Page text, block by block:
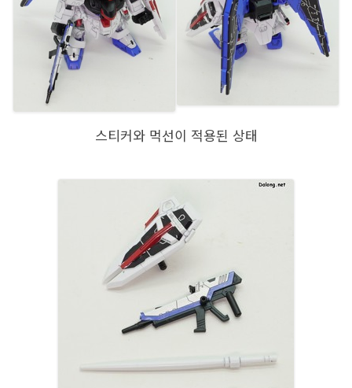
스티커와 먹선이 적용된 상태